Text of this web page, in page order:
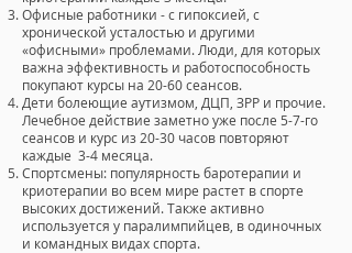
Офисные работники - с гипоксией, с
хронической усталостью и другими
«офисными» проблемами. Люди, для которых
важна эффективность и работоспособность
покупают курсы на 20-60 сеансов.
Дети болеющие аутизмом, ДЦП, ЗРР и прочие.
Лечебное действие заметно уже после 5-7-го
сеансов и курс из 20-30 часов повторяют
каждые 3-4 месяца.
Спортсмены: популярность баротерапии и
криотерапии во всем мире растет в спорте
высоких достижений. Также активно
используется у паралимпийцев, в одиночных
и командных видах спорта.